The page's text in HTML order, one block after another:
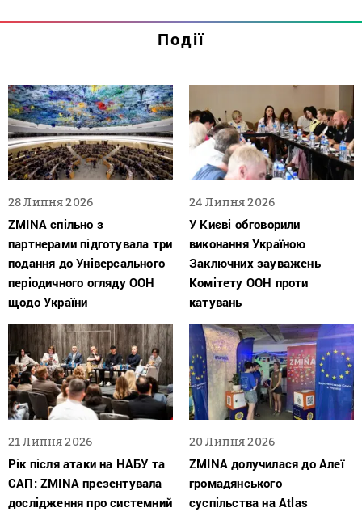
Події
28 Липня 2026
ZMINA спільно з
партнерами підготувала три
подання до Універсального
періодичного огляду ООН
щодо України
24 Липня 2026
У Києві обговорили
виконання Україною
Заключних зауважень
Комітету ООН проти
катувань
21 Липня 2026
Рік після атаки на НАБУ та
САП: ZMINA презентувала
дослідження про системний
20 Липня 2026
ZMINA долучилася до Алеї
громадянського
суспільства на Atlas